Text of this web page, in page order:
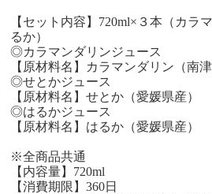
【セット内容】720ml×３本（カラ
るか）
◎カラマンダリンジュース
【原材料名】カラマンダリン（南
◎せとかジュース
【原材料名】せとか（愛媛県産）
◎はるかジュース
【原材料名】はるか（愛媛県産）
※全商品共通
【内容量】720ml
【消費期限】360日